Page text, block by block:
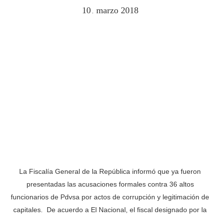
10 marzo 2018
La Fiscalía General de la República informó que ya fueron
presentadas las acusaciones formales contra 36 altos
funcionarios de Pdvsa por actos de corrupción y legitimación de
capitales. De acuerdo a El Nacional, el fiscal designado por la